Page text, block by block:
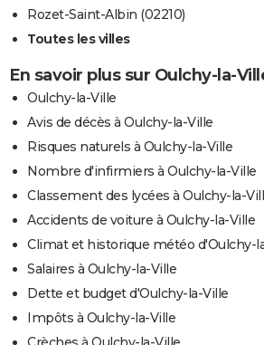
Rozet-Saint-Albin (02210)
Toutes les villes
En savoir plus sur Oulchy-la-
Oulchy-la-Ville
Avis de décès à Oulchy-la-Ville
Risques naturels à Oulchy-la-Ville
Nombre d'infirmiers à Oulchy-la-Ville
Classement des lycées à Oulchy-la-
Accidents de voiture à Oulchy-la-Ville
Climat et historique météo d'Oulchy-
Salaires à Oulchy-la-Ville
Dette et budget d'Oulchy-la-Ville
Impôts à Oulchy-la-Ville